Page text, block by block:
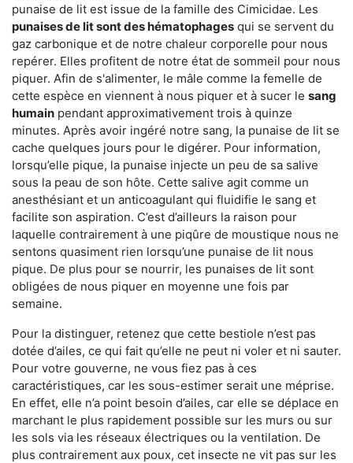
punaise de lit est issue de la famille des Cimicidae. Les
punaises de lit sont des hématophages qui se servent du
gaz carbonique et de notre chaleur corporelle pour nous
repérer. Elles profitent de notre état de sommeil pour nous
piquer. Afin de s'alimenter, le mâle comme la femelle de
cette espèce en viennent à nous piquer et à sucer le sang
humain pendant approximativement trois à quinze
minutes. Après avoir ingéré notre sang, la punaise de lit se
cache quelques jours pour le digérer. Pour information,
lorsqu’elle pique, la punaise injecte un peu de sa salive
sous la peau de son hôte. Cette salive agit comme un
anesthésiant et un anticoagulant qui fluidifie le sang et
facilite son aspiration. C’est d’ailleurs la raison pour
laquelle contrairement à une piqûre de moustique nous ne
sentons quasiment rien lorsqu’une punaise de lit nous
pique. De plus pour se nourrir, les punaises de lit sont
obligées de nous piquer en moyenne une fois par
semaine.
Pour la distinguer, retenez que cette bestiole n’est pas
dotée d’ailes, ce qui fait qu’elle ne peut ni voler et ni sauter.
Pour votre gouverne, ne vous fiez pas à ces
caractéristiques, car les sous-estimer serait une méprise.
En effet, elle n’a point besoin d’ailes, car elle se déplace en
marchant le plus rapidement possible sur les murs ou sur
les sols via les réseaux électriques ou la ventilation. De
plus contrairement aux poux, cet insecte ne vit pas sur les